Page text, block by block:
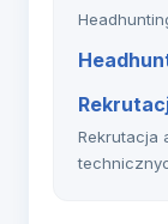
Rekrutacja